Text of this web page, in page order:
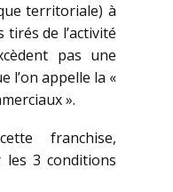
territoriale) à
de l’activité
pas une
l’on appelle la «
».
franchise,
les 3 conditions